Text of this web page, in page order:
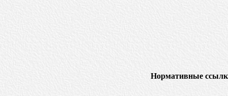
Нормативные